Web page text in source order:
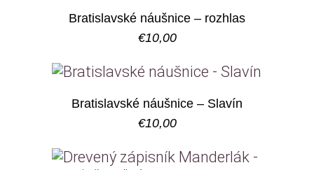
Bratislavské náušnice – rozhlas
€10,00
Bratislavské náušnice – Slavín
€10,00